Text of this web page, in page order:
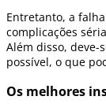
Entretanto, a
complicações
Além disso, deve-
possível, o que
Os melhores